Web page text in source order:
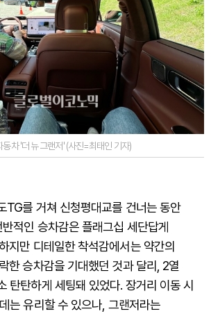
동차 '더 뉴 그랜저' (사진=최태인 기자)
TG를 거쳐 신청평대교를 건너는 동안
적인 승차감은 플래그십 세단답게
지만 디테일한 착석감에서는 약간의
한 승차감을 기대했던 것과 달리, 2열
탄탄하게 세팅돼 있었다. 장거리 이동 시
는 유리할 수 있으나, 그랜저라는